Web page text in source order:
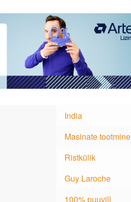
India
Masinate tootmine
Ristkülik
Guy Laroche
100% puuvill